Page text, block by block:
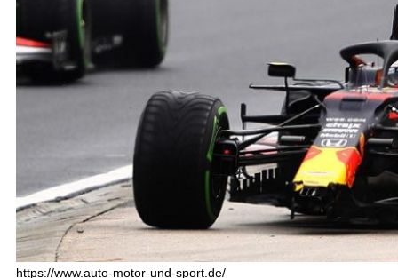
https://www.auto-motor-und-sport.de/